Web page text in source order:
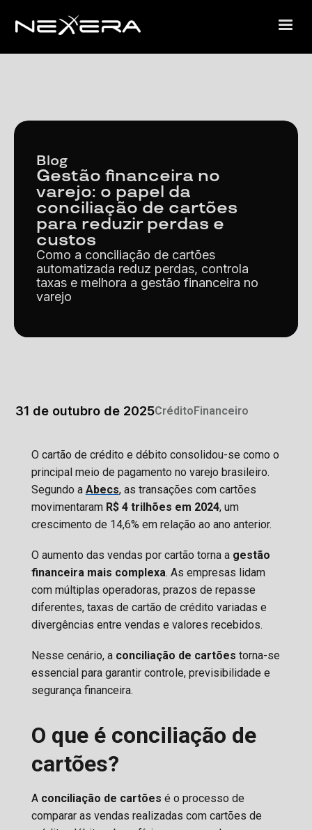
Blog
Gestão financeira no
varejo: o papel da
conciliação de cartões
para reduzir perdas e
custos
Como a conciliação de cartões
automatizada reduz perdas, controla
taxas e melhora a gestão financeira no
varejo
31 de outubro de 2025CréditoFinanceiro
O cartão de crédito e débito consolidou-se como o
principal meio de pagamento no varejo brasileiro.
Segundo a Abecs, as transações com cartões
movimentaram R$ 4 trilhões em 2024, um
crescimento de 14,6% em relação ao ano anterior.
O aumento das vendas por cartão torna a gestão
financeira mais complexa. As empresas lidam
com múltiplas operadoras, prazos de repasse
diferentes, taxas de cartão de crédito variadas e
divergências entre vendas e valores recebidos.
Nesse cenário, a conciliação de cartões torna-se
essencial para garantir controle, previsibilidade e
segurança financeira.
O que é conciliação de
cartões?
A conciliação de cartões é o processo de
comparar as vendas realizadas com cartões de